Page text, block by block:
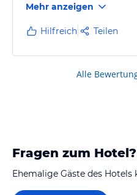
Mehr anzeigen
Hilfreich Teilen
Alle
Fragen zum Hotel?
Ehemalige Gäste des